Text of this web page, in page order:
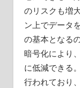
のリスクも増
ン上でデータ
の基本となる
暗号化により
に低減できる
行われており